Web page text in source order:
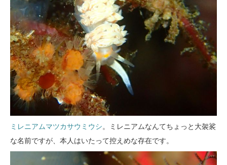
ミレニアムマツカサウミウシ。ミレニアムなんてちょっと大袈裟
な名前ですが、本人はいたって控えめな存在です。